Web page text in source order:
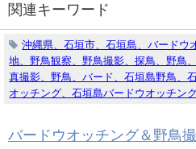
関連キーワード
沖縄県、石垣市、石垣島、バードウ
地、野鳥観察、野鳥撮影、探鳥、野鳥
真撮影、野鳥、バード、石垣島野鳥、
オッチング、石垣島バードウオッチン
バードウオッチング＆野鳥